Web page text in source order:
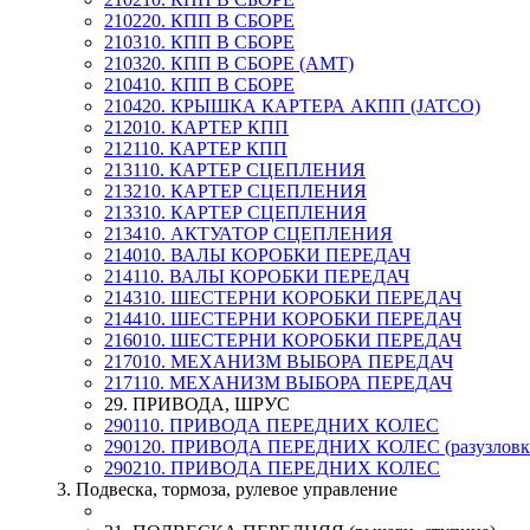
210220. КПП В СБОРЕ
210310. КПП В СБОРЕ
210320. КПП В СБОРЕ (AMT)
210410. КПП В СБОРЕ
210420. КРЫШКА КАРТЕРА АКПП (JATCO)
212010. КАРТЕР КПП
212110. КАРТЕР КПП
213110. КАРТЕР СЦЕПЛЕНИЯ
213210. КАРТЕР СЦЕПЛЕНИЯ
213310. КАРТЕР СЦЕПЛЕНИЯ
213410. АКТУАТОР СЦЕПЛЕНИЯ
214010. ВАЛЫ КОРОБКИ ПЕРЕДАЧ
214110. ВАЛЫ КОРОБКИ ПЕРЕДАЧ
214310. ШЕСТЕРНИ КОРОБКИ ПЕРЕДАЧ
214410. ШЕСТЕРНИ КОРОБКИ ПЕРЕДАЧ
216010. ШЕСТЕРНИ КОРОБКИ ПЕРЕДАЧ
217010. МЕХАНИЗМ ВЫБОРА ПЕРЕДАЧ
217110. МЕХАНИЗМ ВЫБОРА ПЕРЕДАЧ
29. ПРИВОДА, ШРУС
290110. ПРИВОДА ПЕРЕДНИХ КОЛЕС
290120. ПРИВОДА ПЕРЕДНИХ КОЛЕС
290210. ПРИВОДА ПЕРЕДНИХ КОЛЕС
3. Подвеска, тормоза, рулевое управление